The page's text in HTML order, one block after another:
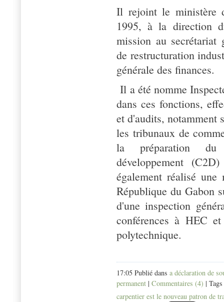
Il rejoint le ministère
1995, à la direction
mission au secrétariat
de restructuration
générale des finances.
Il a été nomme
dans ces fonctions,
et d'audits, notamment
les tribunaux de
la préparation du
développement
également réalisé une
République du Gabon
d'une inspection
conférences à HEC
polytechnique.
17:05 Publié dans a déclaration de
permanent | Commentaires (4) |
carpentier est le nouveau patron de